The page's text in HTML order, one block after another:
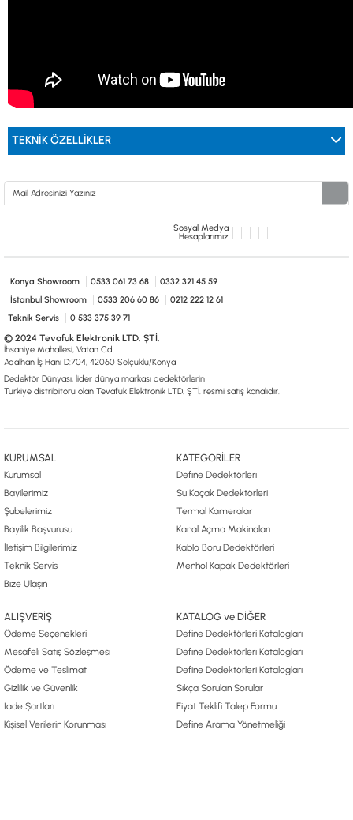
TEKNIK ÖZELLIKLER
Sosyal Medya
Hesaplarımız
Konya Showroom 0533 061 73 68
0332 321 45 59
İstanbul Showroom
0533 206 60 86
0212 222 12 61
Teknik Servis
0 533 375 39 71
© 2024 Tevafuk Elektronik LTD. ŞTİ.
İhsaniye Mahallesi, Vatan Cd.
Adalhan İş Hanı D:704, 42060 Selçuklu/Konya
Dedektör Dünyası, lider dünya markası dedektörlerin
Türkiye distribitörü olan Tevafuk Elektronik LTD. ŞTİ. resmi satış kanalıdır.
KURUMSAL
Kurumsal
Bayilerimiz
Şubelerimiz
Bayilik Başvurusu
İletişim Bilgilerimiz
Teknik Servis
Bize Ulaşın
KATEGORİLER
Define Dedektörleri
Su Kaçak Dedektörleri
Termal Kameralar
Kanal Açma Makinaları
Kablo Boru Dedektörleri
Menhol Kapak Dedektörleri
ALIŞVERİŞ
Ödeme Seçenekleri
Mesafeli Satış Sözleşmesi
Ödeme ve Teslimat
Gizlilik ve Güvenlik
İade Şartları
Kişisel Verilerin Korunması
KATALOG ve DİĞER
Define Dedektörleri Katalogları
Define Dedektörleri Katalogları
Define Dedektörleri Katalogları
Sıkça Sorulan Sorular
Fiyat Teklifi Talep Formu
Define Arama Yönetmeliği